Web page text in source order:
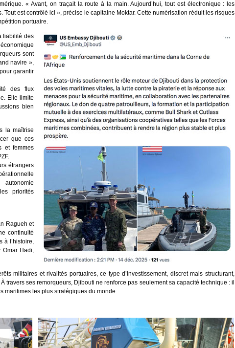
« Avant, on traçait la route à la main. Aujourd’hui, tout est électronique : les
est contrôlé ici », précise le capitaine Moktar. Cette numérisation réduit les risques
portuaire.
fiabilité des
sont
navire »,
garantir
des flux
Elle limite
bien
la maîtrise
que ces
et femmes
étrangers
priorités
Ragueh et
continuité
à l’histoire,
Omar Hadi,
militaires et rivalités portuaires, ce type d’investissement, discret mais structurant,
travers ses remorqueurs, Djibouti ne renforce pas seulement sa capacité technique : il
maritimes les plus stratégiques du monde.